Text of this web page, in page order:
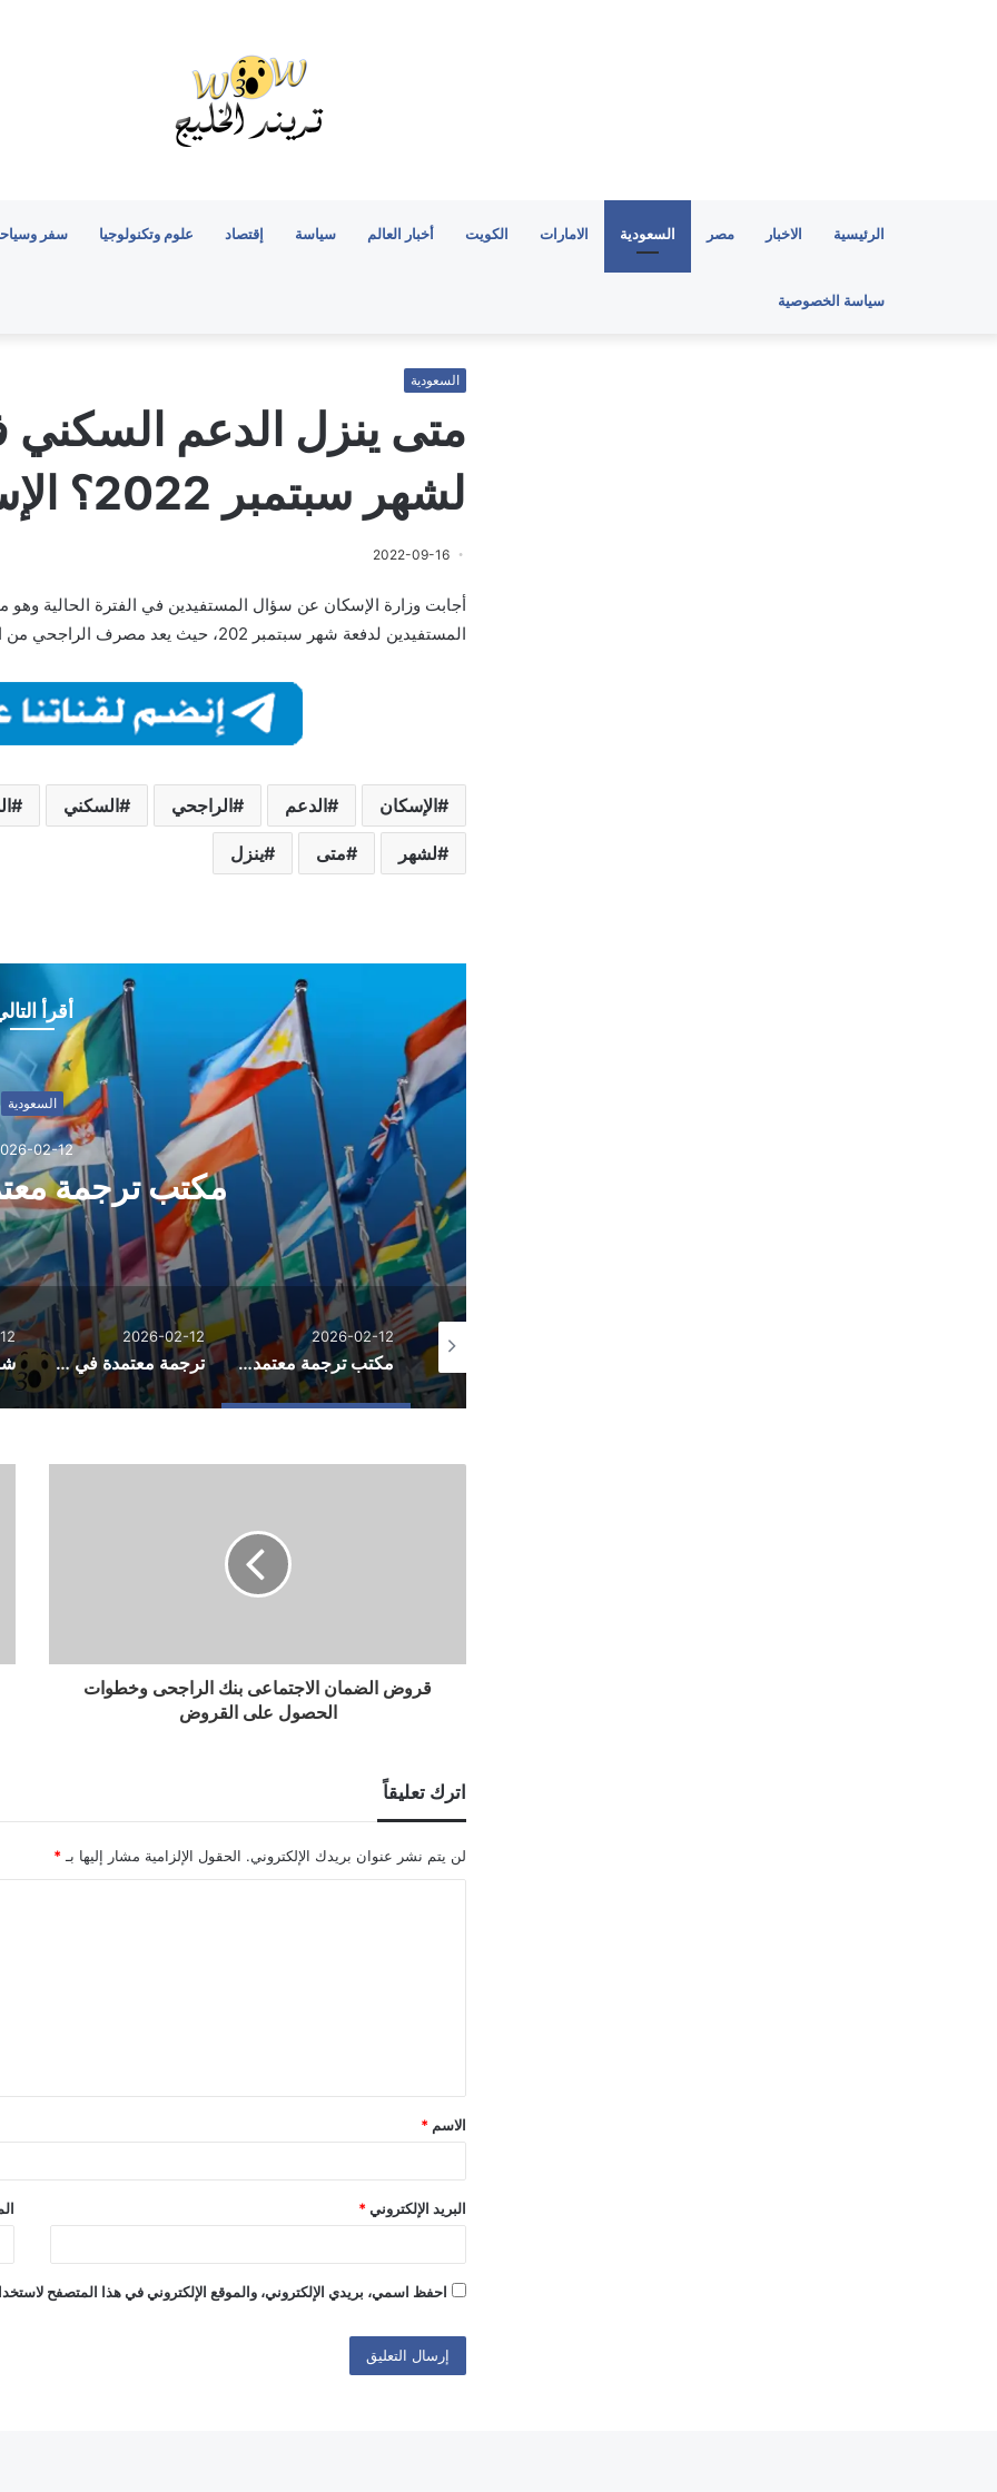
الرئيسية الاخبار مصر السعودية الامارات الكويت أخبار العالم سياسة إقتصاد علوم وتكنولوجيا سفر
سياسة الخصوصية
السعودية
متى ينزل الدعم
لشهر سبتمبر 2022؟ الإسكان تُحدد الموعد
2022-09-16
أجابت وزارة الإسكان عن سؤال المستفيدين في الفترة الحالية
المستفيدين لدفعة شهر سبتمبر 202، حيث يعد مصرف الراجحي من اهم…
الإسكان الدعم الراجحي السكني
لشهر متى ينزل
أقرأ
السعودية
02-12
مكتب ترجمة
2026-02-12
مكتب ترجمة معتمد في الخبر
2026-02-12
ترجمة معتمدة في جدة
قروض الضمان الاجتماعى بنك الراجحى وخطوات
الحصول على القروض
اترك تعليقاً
لن يتم نشر عنوان بريدك الإلكتروني. الحقول الإلزامية مشار إليها بـ *
ق
*
الاسم *
البريد الإلكتروني *
احفظ اسمي، بريدي الإلكتروني، والموقع الإلكتروني في هذا المتصفح